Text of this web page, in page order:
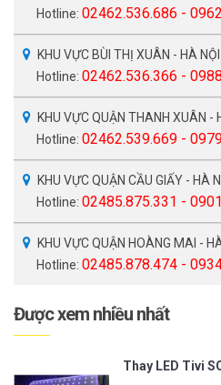
Hotline: 02462.536.686 -
KHU VỰC BÙI THỊ XUÂN - HÀ NỘI
Hotline: 02462.536.366 -
KHU VỰC QUẬN THANH XUÂN -
Hotline: 02462.539.669 -
KHU VỰC QUẬN CẦU GIẤY - HÀ
Hotline: 02485.875.331 -
KHU VỰC QUẬN HOÀNG MAI -
Hotline: 02485.878.474 -
Được xem nhiều nhất
Thay LED Tivi